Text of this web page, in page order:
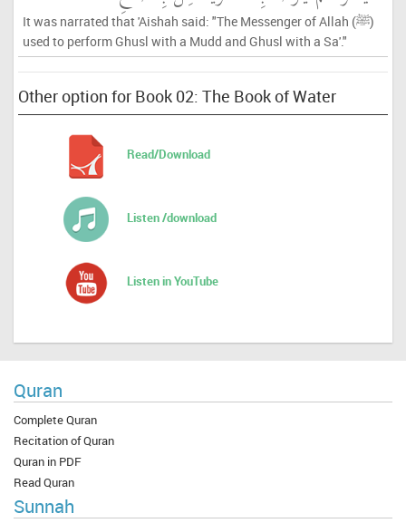
It was narrated that 'Aishah said: "The Messenger of Allah (ﷺ)
used to perform Ghusl with a Mudd and Ghusl with a Sa'."
Other option for Book 02: The Book of Water
Read/Download
Listen /download
Listen in YouTube
Quran
Complete Quran
Recitation of Quran
Quran in PDF
Read Quran
Sunnah